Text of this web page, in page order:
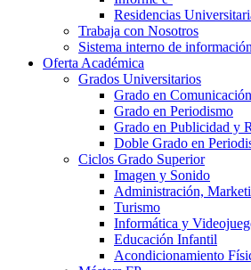
Residencias
Trabaja con Nosotros
Sistema interno de información
Oferta Académica
Grados Universitarios
Grado en
Grado en Periodismo
Grado en Publicidad y
Doble Grado en
Ciclos Grado Superior
Imagen y Sonido
Administración,
Turismo
Informática y
Educación Infantil
Acondicionamiento